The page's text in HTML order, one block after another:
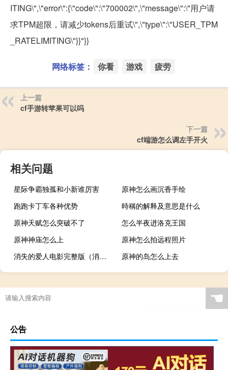
ITING\",\"error\":{\"code\":\"700002\",\"message\":\"用户请
求TPM超限，请减少tokens后重试\",\"type\":\"USER_TPM
_RATELIMITING\"}}"}}
网络标签： 你看 游戏 疲劳
上一篇
cf手游转苹果可以吗
下一篇
cf端游怎么调左手开火
相关问题
星际争霸独孤和小新谁厉害
原神怎么画沉香手绘
跑跑卡丁车各种优势
時稱的解释及意思是什么
原神天赋怎么突破不了
怎么半夜进洛克王国
原神神庙怎么上
原神怎么拍远程照片
消失的爱人电影完整版（消失的爱人）
原神的岛怎么上去
☚
公告